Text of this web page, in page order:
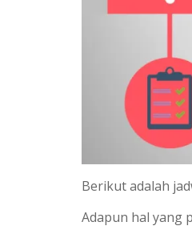
Berikut adalah
Adapun hal yang